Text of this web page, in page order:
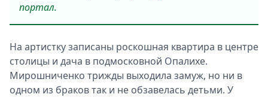
портал.
На артистку записаны роскошная квартира в центре
столицы и дача в подмосковной Опалихе.
Мирошниченко трижды выходила замуж, но ни в
одном из браков так и не обзавелась детьми. У